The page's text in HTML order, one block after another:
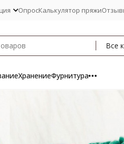
ОпросКалькулятор пряжи
Все
ХранениеФурнитура